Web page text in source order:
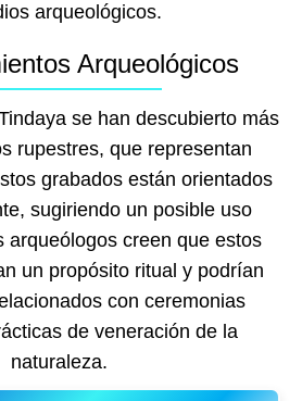
arqueológicos.
Arqueológicos
se han descubierto más
rupestres, que representan
grabados están orientados
sugiriendo un posible uso
arqueólogos creen que estos
un propósito ritual y podrían
con ceremonias
de veneración de la
naturaleza.